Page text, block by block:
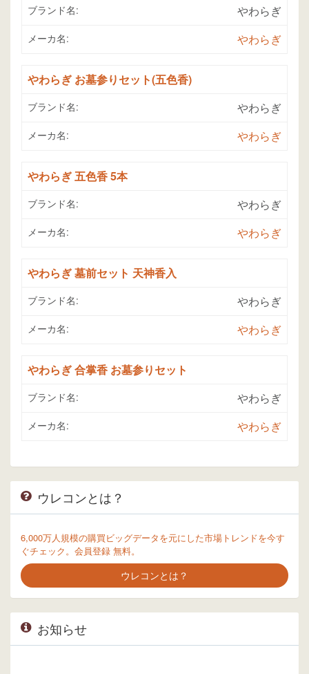
ブランド名: やわらぎ
メーカ名: やわらぎ
やわらぎ お墓参りセット(五色香)
ブランド名: やわらぎ
メーカ名: やわらぎ
やわらぎ 五色香 5本
ブランド名: やわらぎ
メーカ名: やわらぎ
やわらぎ 墓前セット 天神香入
ブランド名: やわらぎ
メーカ名: やわらぎ
やわらぎ 合掌香 お墓参りセット
ブランド名: やわらぎ
メーカ名: やわらぎ
ウレコンとは？
6,000万人規模の購買ビッグデータを元にした市場トレンドを今す
ぐチェック。会員登録 無料。
ウレコンとは？
お知らせ